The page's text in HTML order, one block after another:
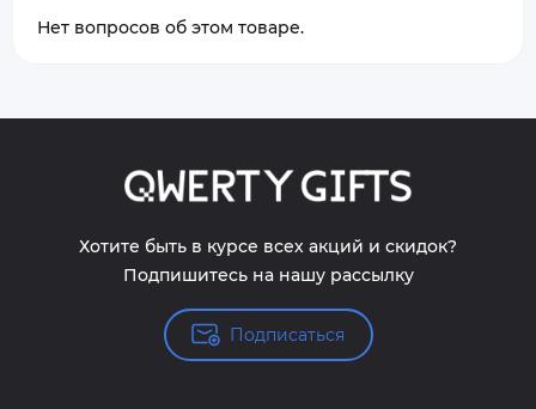
Нет вопросов об этом товаре.
Хотите быть в курсе всех акций и скидок?
Подпишитесь на нашу рассылку
Подписаться